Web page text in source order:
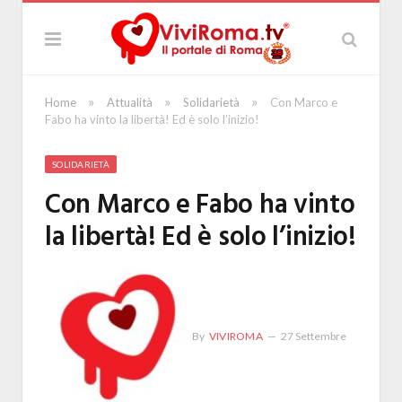
Home » Attualità » Solidarietà »
Con Marco e
Fabo ha vinto la libertà! Ed è solo l’inizio!
SOLIDARIETÀ
Con Marco e Fabo ha vinto
la libertà! Ed è solo l’inizio!
By VIVIROMA 27 Settembre